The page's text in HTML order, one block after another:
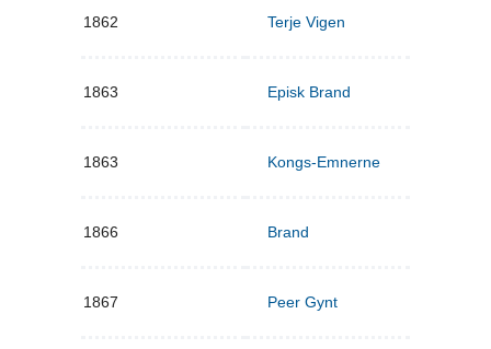
1862 Terje Vigen
1863 Episk Brand
1863 Kongs-Emnerne
1866 Brand
1867 Peer Gynt